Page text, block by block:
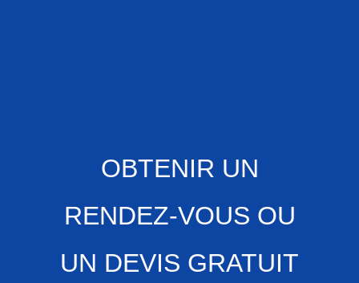
OBTENIR UN
RENDEZ-VOUS OU
UN DEVIS GRATUIT